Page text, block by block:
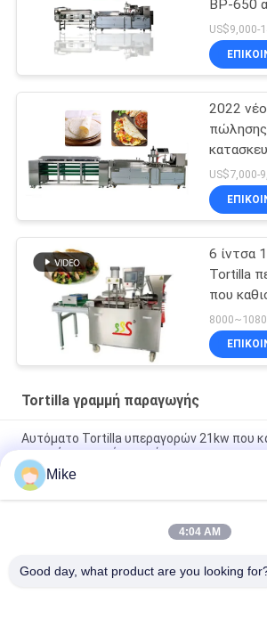
BP-650
που
μηχανή
US$9,000-
2022
BP-550
γραμμή
US$7,000-
6 ίντσα
Tortilla
που
μηχανή
Tortilla γραμμή παραγωγής
Αυτόματο Tortilla υπεραγορών 21kw που
μηχανή το ασημένιο χρώμα
10 - Tortilla διαμέτρων 45cm νέα γραμμή
αυτόματη
Νέα αυτόματη μηχανή παρασκευής
Mike
4:04 AM
Good day, what product are you looking